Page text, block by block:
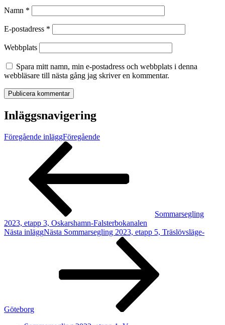
Namn *
E-postadress *
Webbplats
Spara mitt namn, min e-postadress och webbplats i denna
webbläsare till nästa gång jag skriver en kommentar.
Inläggsnavigering
Föregående inläggFöregående
Sommarsegling
2023, etapp 3, Oskarshamn-Falsterbokanalen
Nästa inläggNästa Sommarsegling 2023, etapp 5, Träslövsläge-
Göteborg